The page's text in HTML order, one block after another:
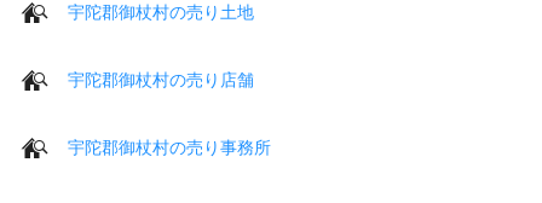
宇陀郡御杖村の売り土地
宇陀郡御杖村の売り店舗
宇陀郡御杖村の売り事務所